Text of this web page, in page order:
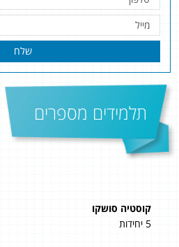
שלח
תלמידים מספרים
קוסטיה סושקו
5 יחידות